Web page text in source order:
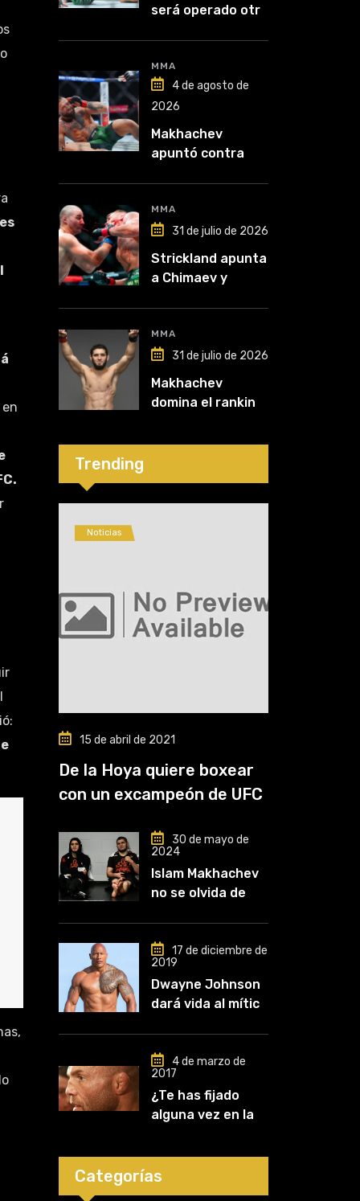
será operado otra
cinco”
MMA
4 de agosto de
2026
Makhachev
apuntó contra
lo perdió todo”
MMA
31 de julio de 2026
Strickland apunta
a Chimaev y
desempate tras
su recuperación
MMA
31 de julio de 2026
Makhachev
domina el ranking
proyecta como
2026
Trending
Noticias
15 de abril de 2021
De la Hoya quiere boxear
con un excampeón de UFC
30 de mayo de
2024
Islam Makhachev
no se olvida de
que comencé a
entrenar, jugó un
papel clave en mi
carrera»
17 de diciembre de
2019
Dwayne Johnson
dará vida al mítico
4 de marzo de
2017
¿Te has fijado
alguna vez en las
luchadores?
Categorías